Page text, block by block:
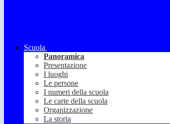
Scuola
Panoramica
Presentazione
I luoghi
Le persone
I numeri della scuola
Le carte della scuola
Organizzazione
La storia